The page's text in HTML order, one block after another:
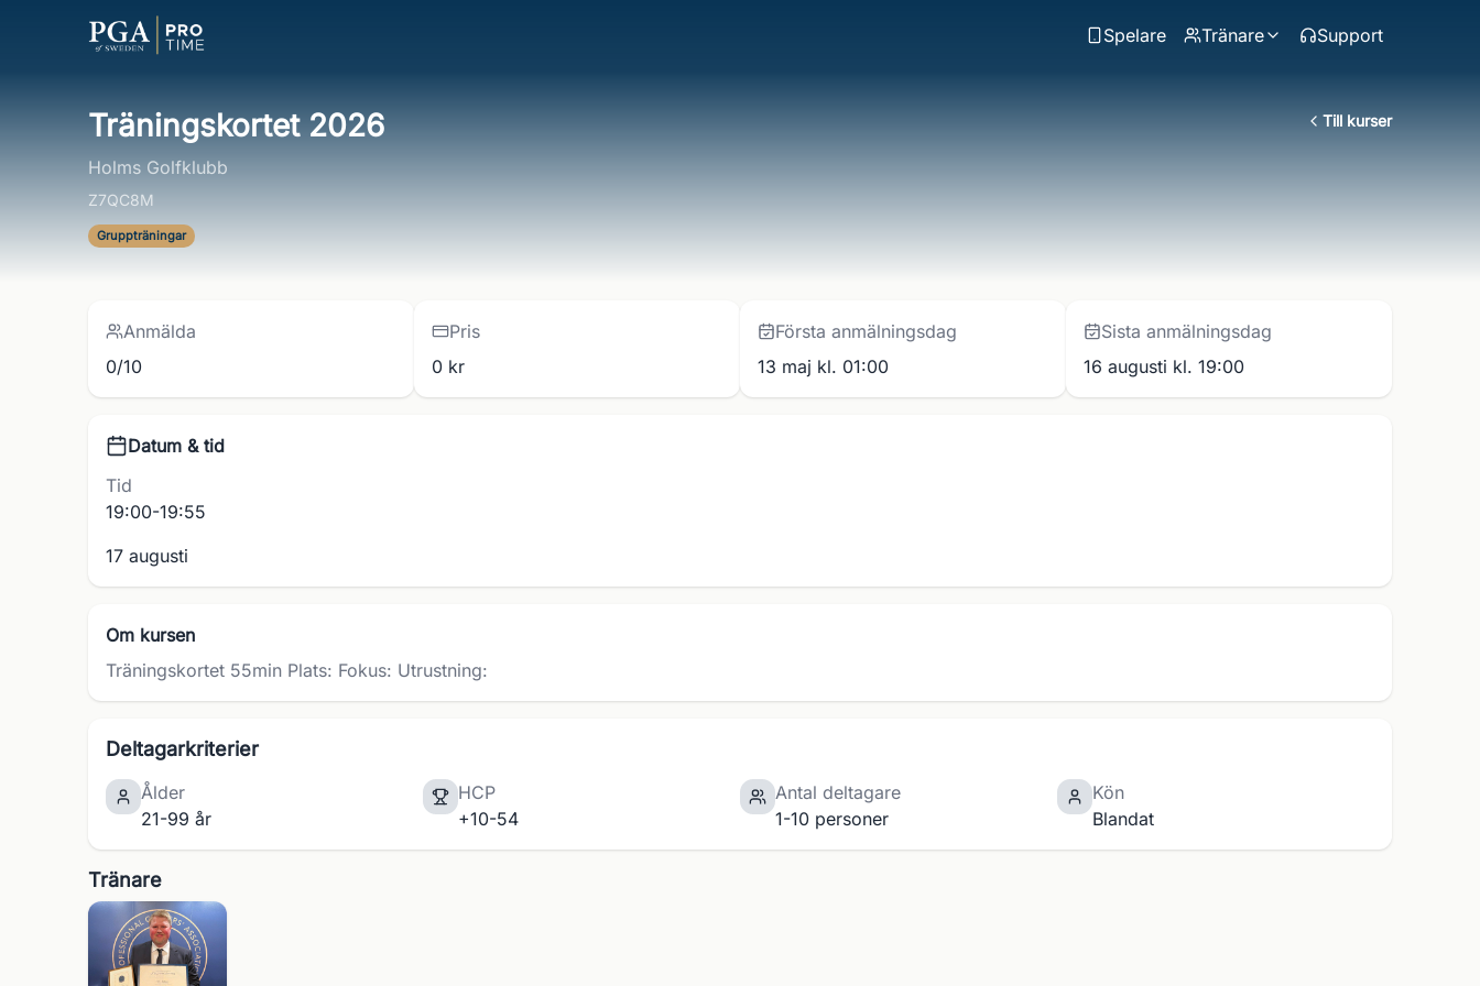
Spelare Tränare Support
Till kurser
Träningskortet 2026
Holms Golfklubb
Z7QC8M
Gruppträningar
Anmälda
0/10
Pris
0 kr
Första anmälningsdag
13 maj kl. 01:00
Sista anmälningsdag
16 augusti kl. 19:00
Datum & tid
Tid
19:00-19:55
17 augusti
Om kursen
Träningskortet 55min Plats: Fokus: Utrustning:
Deltagarkriterier
Ålder
21-99 år
HCP
+10-54
Antal deltagare
1-10 personer
Kön
Blandat
Tränare